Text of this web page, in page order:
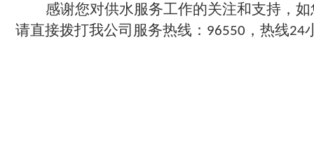
感谢您对供水服务工作的关注和支持，
请直接拨打我公司服务热线： 96550 ，热线24